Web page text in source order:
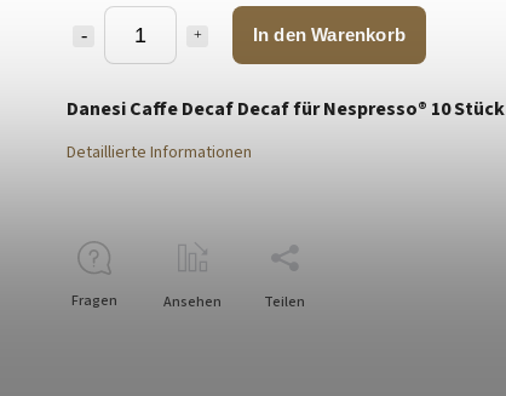
In den Warenkorb
Danesi Caffe Decaf Decaf für Nespresso® 10 Stück
Detaillierte Informationen
Fragen Ansehen Teilen